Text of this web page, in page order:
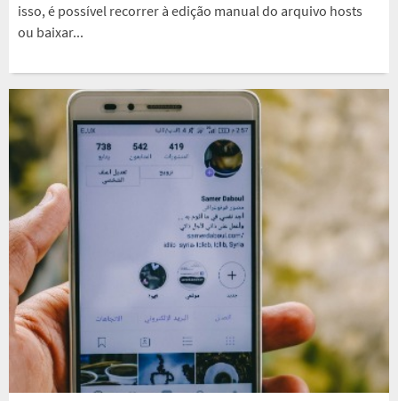
isso, é possível recorrer à edição manual do arquivo hosts
ou baixar...